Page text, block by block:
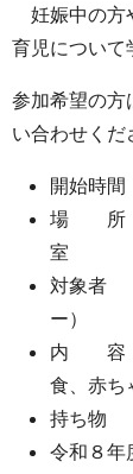
妊娠中の方
育児について
参加希望の方
い合わせくだ
開始時
場 所
室
対象者
ー）
内 容
食、赤
持ち物
令和８年